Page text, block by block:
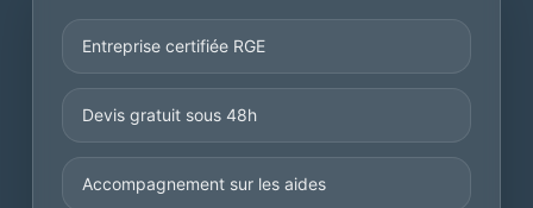
Entreprise certifiée RGE
Devis gratuit sous 48h
Accompagnement sur les aides